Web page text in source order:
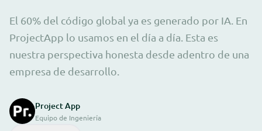
El 60% del código global ya es generado por IA. En
ProjectApp lo usamos en el día a día. Esta es
nuestra perspectiva honesta desde adentro de una
empresa de desarrollo.
Project App
Equipo de Ingeniería